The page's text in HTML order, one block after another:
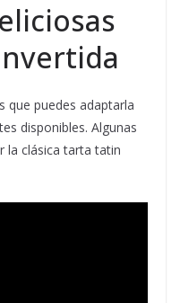
que puedes adaptarla
disponibles. Algunas
la clásica tarta tatin